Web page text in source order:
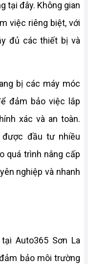
tại đây. Không gian
việc riêng biệt, với
đủ các thiết bị và
bị các máy móc
đảm bảo việc lắp
xác và an toàn.
đầu tư nhiều
quá trình nâng cấp
nghiệp và nhanh
Auto365 Sơn La
bảo môi trường